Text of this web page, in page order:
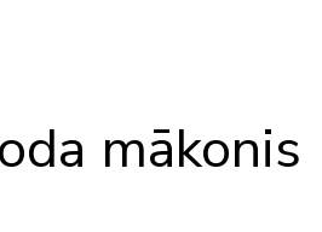
mākonis